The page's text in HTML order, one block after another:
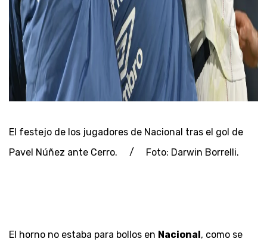
El festejo de los jugadores de Nacional tras el gol de
Pavel Núñez ante Cerro. / Foto: Darwin Borrelli.
El horno no estaba para bollos en Nacional, como se